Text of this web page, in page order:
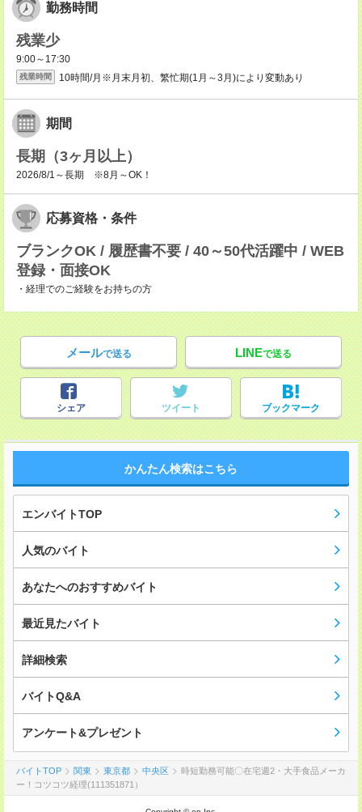
勤務時間
残業少
9:00～17:30
残業時間 10時間/月※月末月初、繁忙期(1月～3月)により変動あり
期間
長期（3ヶ月以上）
2026/8/1～長期 ※8月～OK！
応募資格・条件
ブランクOK / 履歴書不要 / 40～50代活躍中 / WEB
登録・面接OK
・経理でのご経験をお持ちの方
メールで送る LINEで送る
シェア ツイート ブックマーク
かんたん検索はこちら
エンバイトTOP
人気のバイト
あなたへのおすすめバイト
最近見たバイト
詳細検索
バイトQ&A
アンケート&プレゼント
バイトTOP 関東 東京都 中央区
時短勤務可能〇在宅週2・大手食品メーカ
ー！コツコツ経理(111351871）